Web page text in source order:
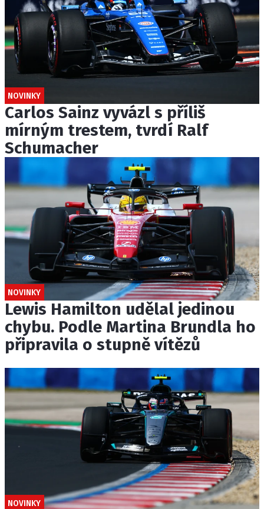
NOVINKY
Carlos Sainz vyvázl s příliš
mírným trestem, tvrdí Ralf
Schumacher
NOVINKY
Lewis Hamilton udělal jedinou
chybu. Podle Martina Brundla ho
připravila o stupně vítězů
NOVINKY